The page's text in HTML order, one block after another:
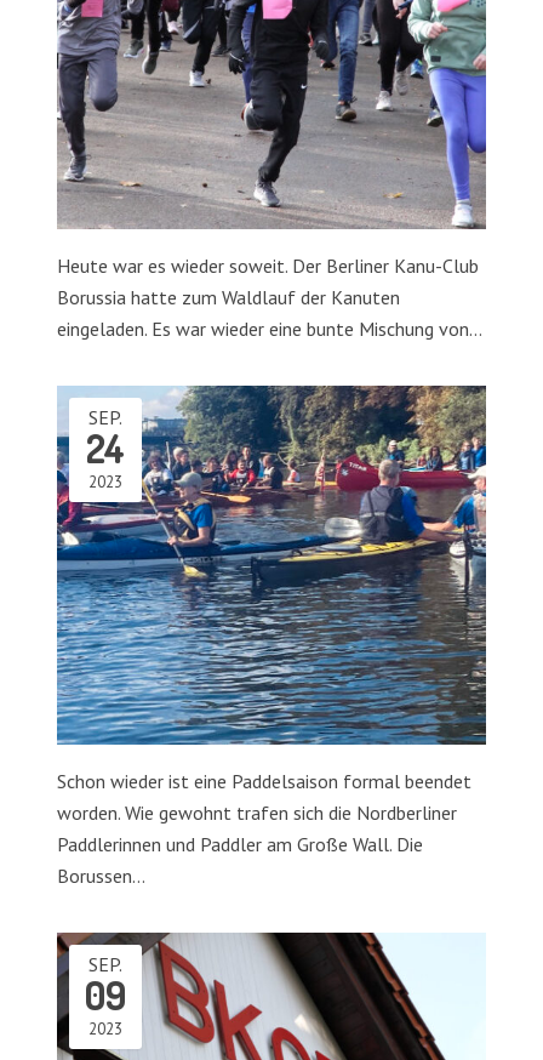
Heute war es wieder soweit. Der Berliner Kanu-Club
Borussia hatte zum Waldlauf der Kanuten
eingeladen. Es war wieder eine bunte Mischung von…
SEP.
24
2023
Schon wieder ist eine Paddelsaison formal beendet
worden. Wie gewohnt trafen sich die Nordberliner
Paddlerinnen und Paddler am Große Wall. Die
Borussen…
SEP.
09
2023